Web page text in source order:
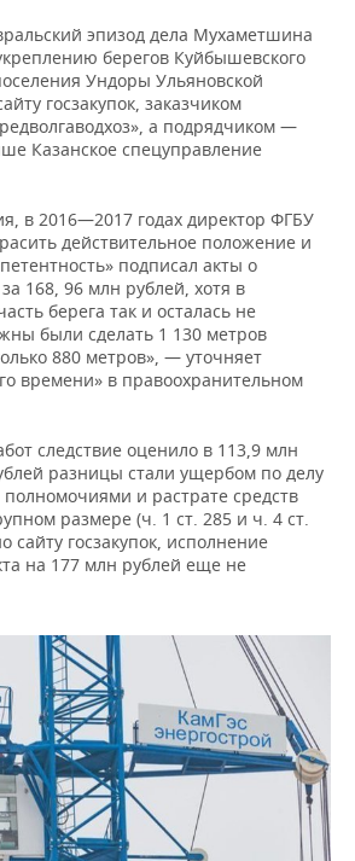
эпизод дела Мухаметшина
берегов Куйбышевского
Ундоры Ульяновской
госзакупок, заказчиком
а подрядчиком —
Казанское спецуправление
в 2016—2017 годах директор ФГБУ
действительное положение и
подписал акты о
168, 96 млн рублей, хотя в
берега так и осталась не
были сделать 1 130 метров
880 метров», — уточняет
времени» в правоохранительном
следствие оценило в 113,9 млн
разницы стали ущербом по делу
и растрате средств
размере (ч. 1 ст. 285 и ч. 4 ст.
сайту госзакупок, исполнение
на 177 млн рублей еще не